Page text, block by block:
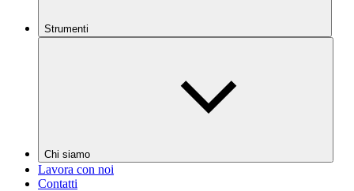
Strumenti
Chi siamo
Lavora con noi
Contatti